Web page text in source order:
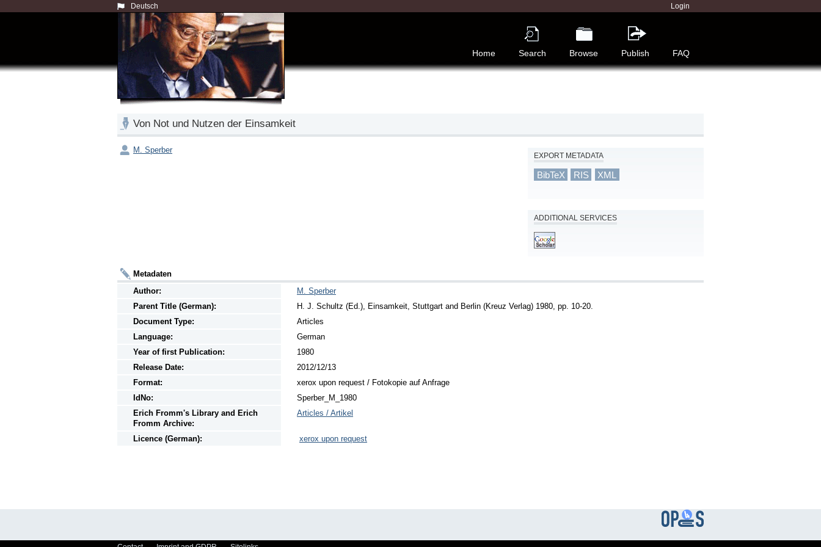
Deutsch Login
Home Search Browse Publish FAQ
Von Not und Nutzen der Einsamkeit
M. Sperber
EXPORT METADATA
BibTeX RIS XML
ADDITIONAL SERVICES
Metadaten
Author:
M. Sperber
Parent Title (German):
H. J. Schultz (Ed.), Einsamkeit, Stuttgart and Berlin (Kreuz Verlag) 1980, pp. 10-20.
Document Type:
Articles
Language:
German
Year of first Publication:
1980
Release Date:
2012/12/13
Format:
xerox upon request / Fotokopie auf Anfrage
IdNo:
Sperber_M_1980
Erich Fromm's Library and Erich
Fromm Archive:
Articles / Artikel
Licence (German): xerox upon request